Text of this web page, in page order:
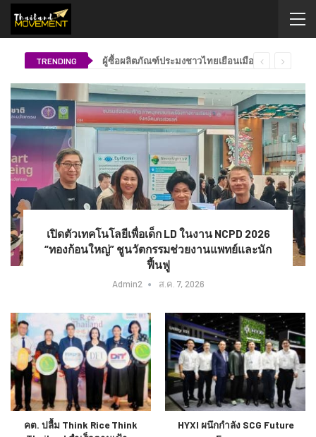
TRENDING ผู้ซื้อผลิตภัณฑ์ประมงชาวไทยเยือนเมืองทงย็อง คาดหวังการขยายรายการสินค้าส่งออก ตัวแทนจากบริษัทผู้ซื้อผลิตภัณฑ์ประมงประเทศไทยเยี่ยมชมโรงงานแปรรูปผลิตภัณฑ์สัตว์น้ำและฟาร์มเพาะเลี้ยงสัตว์น้ำ
เปิดตัวเทคโนโลยีเพื่อเด็ก LD ในงาน NCPD 2026
“ทองก้อนใหญ่” ชูนวัตกรรมช่วยงานแพทย์และนัก
ฟื้นฟู
Admin2 ส.ค. 7, 2026
คต. ปลื้ม Think Rice Think
HYXI ผนึกกำลัง SCG Future